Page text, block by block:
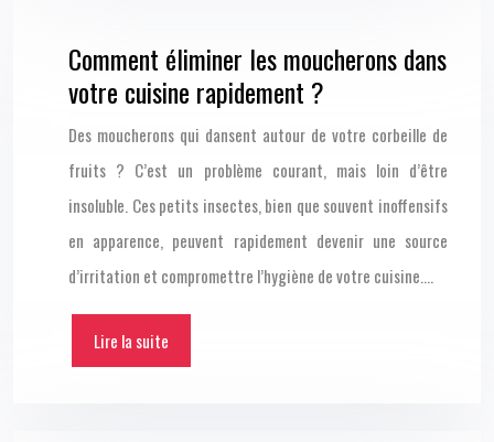
Comment éliminer les moucherons dans
votre cuisine rapidement ?
Des moucherons qui dansent autour de votre corbeille de
fruits ? C’est un problème courant, mais loin d’être
insoluble. Ces petits insectes, bien que souvent inoffensifs
en apparence, peuvent rapidement devenir une source
d’irritation et compromettre l’hygiène de votre cuisine….
Lire la suite